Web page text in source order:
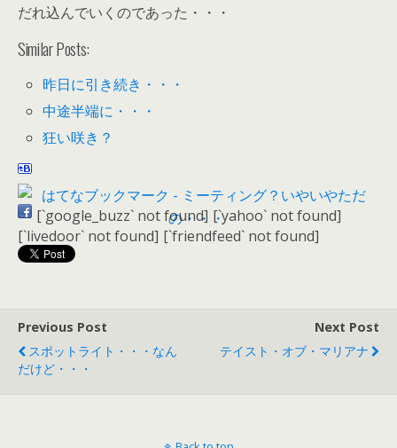
だれ込んでいくのであった・・・
Similar Posts:
昨日に引き続き・・・
中途半端に・・・
狂い咲き？
[`google_buzz` not found] [`yahoo` not found]
[`livedoor` not found] [`friendfeed` not found]
Previous Post
スポットライト・・・なん
だけど・・・
Next Post
テイスト・オブ・マリアナ